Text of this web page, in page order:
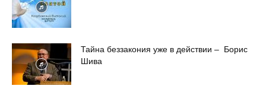
Тайна беззакония уже в действии – Борис
Шива